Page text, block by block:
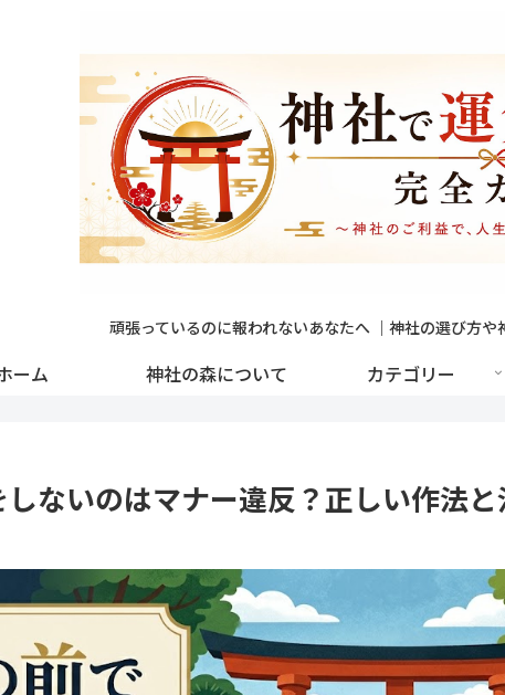
頑張っているのに報われないあなたへ ｜神社の選び方
ーム 神社の森について カテゴリー
ないのはマナー違反？正しい作法